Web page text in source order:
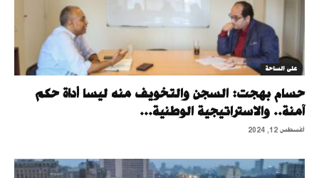
على الساحة
حسام بهجت: السجن والتخويف منه ليسا أداة حكم
آمنة.. والاستراتيجية الوطنية...
أغسطس 12, 2024